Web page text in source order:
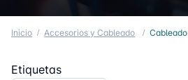
Inicio Accesorios y Cableado Cableado
Etiquetas